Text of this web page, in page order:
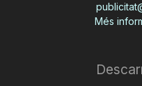
Més